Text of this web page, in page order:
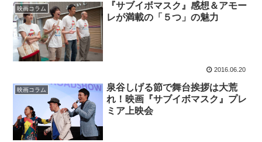
映画コラム
『サブイボマスク』感想＆アモー
レが満載の「５つ」の魅力
2016.06.20
映画コラム
泉谷しげる節で舞台挨拶は大荒
れ！映画『サブイボマスク』プレ
ミア上映会